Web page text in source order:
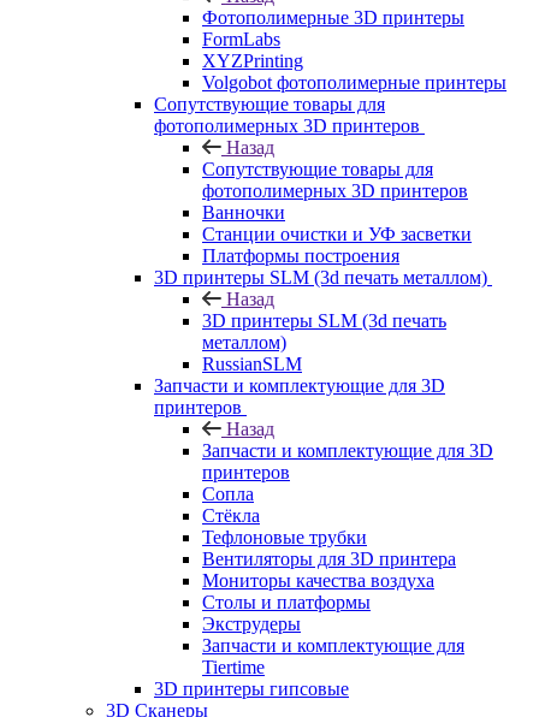
Фотополимерные 3D принтеры
FormLabs
XYZPrinting
Volgobot фотополимерные принтеры
Сопутствующие товары для
фотополимерных 3D принтеров
Назад
Сопутствующие товары для
фотополимерных 3D принтеров
Ванночки
Станции очистки и УФ засветки
Платформы построения
3D принтеры SLM (3d печать металлом)
Назад
3D принтеры SLM (3d печать
металлом)
RussianSLM
Запчасти и комплектующие для 3D
принтеров
Назад
Запчасти и комплектующие для 3D
принтеров
Сопла
Cтёкла
Тефлоновые трубки
Вентиляторы для 3D принтера
Мониторы качества воздуха
Столы и платформы
Экструдеры
Запчасти и комплектующие для
Tiertime
3D принтеры гипсовые
3D Сканеры